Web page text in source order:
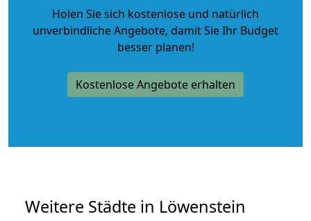
Holen Sie sich kostenlose und natürlich
unverbindliche Angebote, damit Sie Ihr Budget
besser planen!
Kostenlose Angebote erhalten
Weitere Städte in Löwenstein